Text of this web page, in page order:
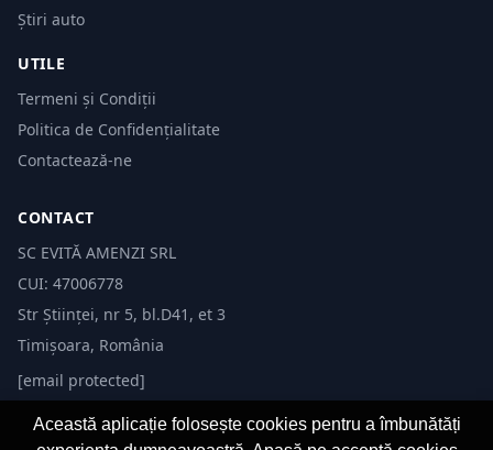
Știri auto
UTILE
Termeni și Condiții
Politica de Confidențialitate
Contactează-ne
CONTACT
SC EVITĂ AMENZI SRL
CUI: 47006778
Str Științei, nr 5, bl.D41, et 3
Timișoara, România
[email protected]
Această aplicație folosește cookies pentru a îmbunătăți